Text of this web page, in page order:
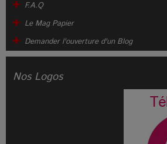
F.A.Q
Le Mag Papier
Demander l'ouverture d'un Blog
Nos Logos